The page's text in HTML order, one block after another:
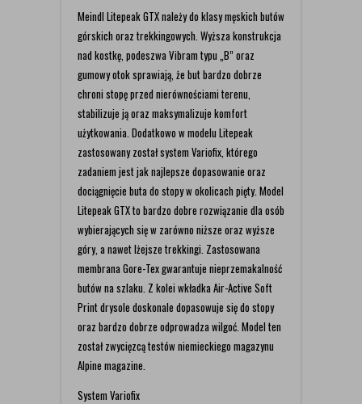
Meindl Litepeak GTX należy do klasy męskich butów
górskich oraz trekkingowych. Wyższa konstrukcja
nad kostkę, podeszwa Vibram typu „B” oraz
gumowy otok sprawiają, że but bardzo dobrze
chroni stopę przed nierównościami terenu,
stabilizuje ją oraz maksymalizuje komfort
użytkowania. Dodatkowo w modelu Litepeak
zastosowany został system Variofix, którego
zadaniem jest jak najlepsze dopasowanie oraz
dociągnięcie buta do stopy w okolicach pięty. Model
Litepeak GTX to bardzo dobre rozwiązanie dla osób
wybierających się w zarówno niższe oraz wyższe
góry, a nawet lżejsze trekkingi. Zastosowana
membrana Gore-Tex gwarantuje nieprzemakalność
butów na szlaku. Z kolei wkładka Air-Active Soft
Print drysole doskonale dopasowuje się do stopy
oraz bardzo dobrze odprowadza wilgoć. Model ten
został zwycięzcą testów niemieckiego magazynu
Alpine magazine.
System Variofix